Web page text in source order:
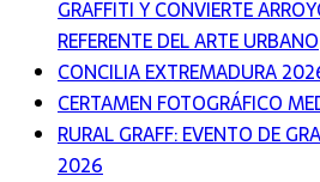
GRAFFITI Y CONVIERTE
REFERENTE DEL ARTE URBANO
CONCILIA EXTREMADURA
CERTAMEN FOTOGRÁFICO
RURAL GRAFF: EVENTO DE
2026